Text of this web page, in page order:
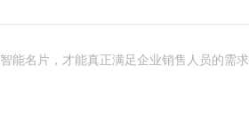
能名片，才能真正满足企业销售人员的需求